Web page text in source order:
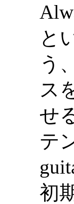
と
う
ス
せ
テ
初